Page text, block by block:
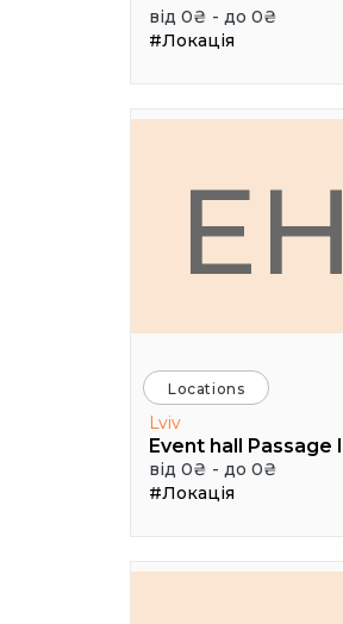
від 0₴ - до 0₴
#Локація
EH
Locations
Lviv
від 0₴ - до 0₴
#Локація